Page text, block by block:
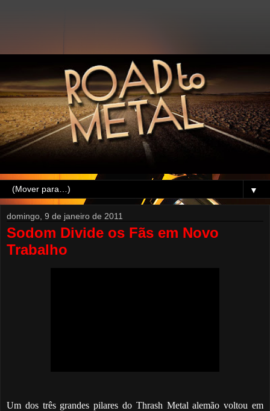
▼
domingo, 9 de janeiro de 2011
Sodom Divide os Fãs em Novo
Trabalho
Um dos três grandes pilares do Thrash Metal alemão voltou em